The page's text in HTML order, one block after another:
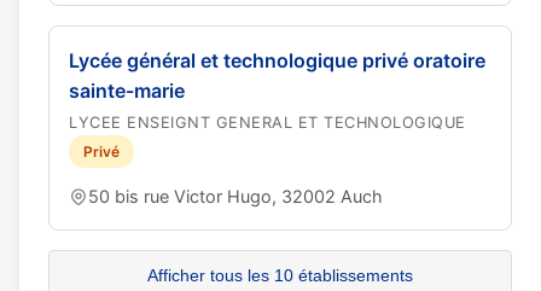
Lycée général et technologique privé oratoire
sainte-marie
LYCEE ENSEIGNT GENERAL ET TECHNOLOGIQUE
Privé
50 bis rue Victor Hugo, 32002 Auch
Afficher tous les 10 établissements